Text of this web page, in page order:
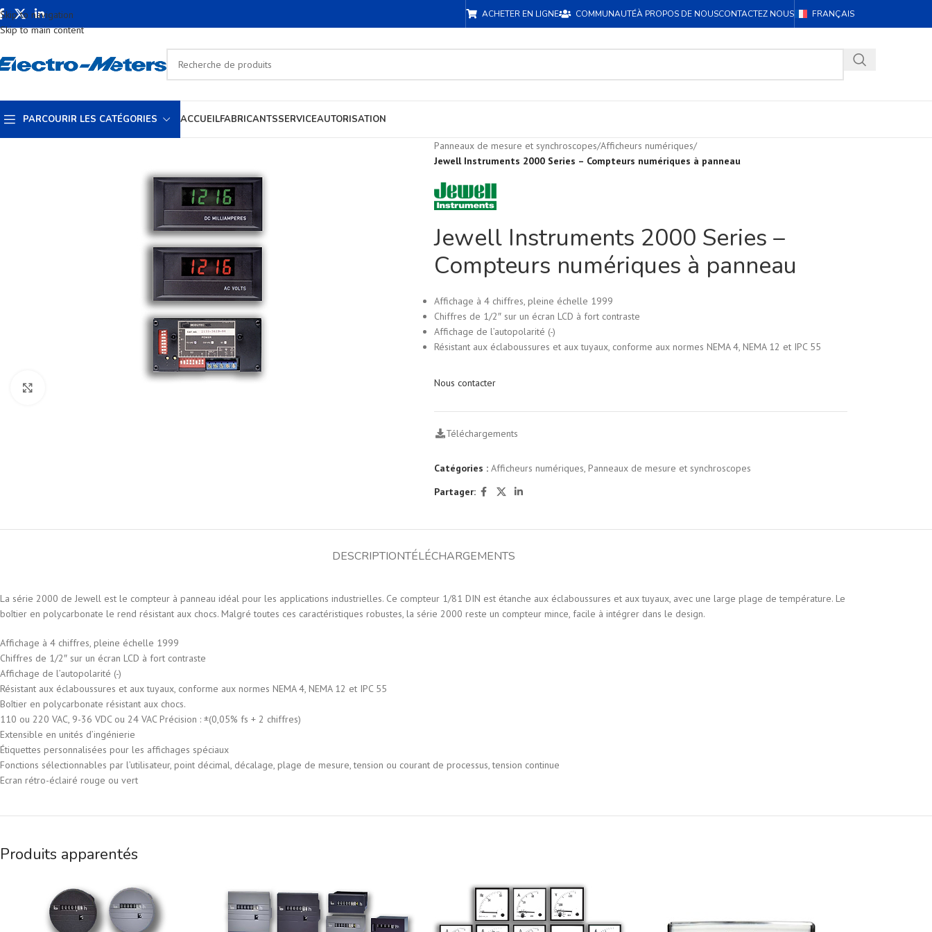
Skip to navigation
Skip to main content
ACHETER EN LIGNE COMMUNAUTÉÀ PROPOS DE NOUSCONTACTEZ NOUS FRANÇAIS
PARCOURIR LES CATÉGORIES ACCUEILFABRICANTSSERVICEAUTORISATION
Panneaux de mesure et synchroscopes/Afficheurs numériques/
Jewell Instruments 2000 Series – Compteurs numériques à panneau
Jewell Instruments 2000 Series –
Compteurs numériques à panneau
Affichage à 4 chiffres, pleine échelle 1999
Chiffres de 1/2″ sur un écran LCD à fort contraste
Affichage de l’autopolarité (-)
Résistant aux éclaboussures et aux tuyaux, conforme aux normes NEMA 4, NEMA 12 et IPC 55
Nous contacter
Téléchargements
Catégories : Afficheurs numériques Panneaux de mesure et synchroscopes
Partager:
DESCRIPTIONTÉLÉCHARGEMENTS
La série 2000 de Jewell est le compteur à panneau idéal pour les applications industrielles. Ce compteur 1/81 DIN est étanche aux éclaboussures et aux tuyaux, avec une large plage de température. Le
boîtier en polycarbonate le rend résistant aux chocs. Malgré toutes ces caractéristiques robustes, la série 2000 reste un compteur mince, facile à intégrer dans le design.
Affichage à 4 chiffres, pleine échelle 1999
Chiffres de 1/2″ sur un écran LCD à fort contraste
Affichage de l’autopolarité (-)
Résistant aux éclaboussures et aux tuyaux, conforme aux normes NEMA 4, NEMA 12 et IPC 55
Boîtier en polycarbonate résistant aux chocs.
110 ou 220 VAC, 9-36 VDC ou 24 VAC Précision : ±(0,05% fs + 2 chiffres)
Extensible en unités d’ingénierie
Étiquettes personnalisées pour les affichages spéciaux
Fonctions sélectionnables par l’utilisateur, point décimal, décalage, plage de mesure, tension ou courant de processus, tension continue
Ecran rétro-éclairé rouge ou vert
Produits apparentés